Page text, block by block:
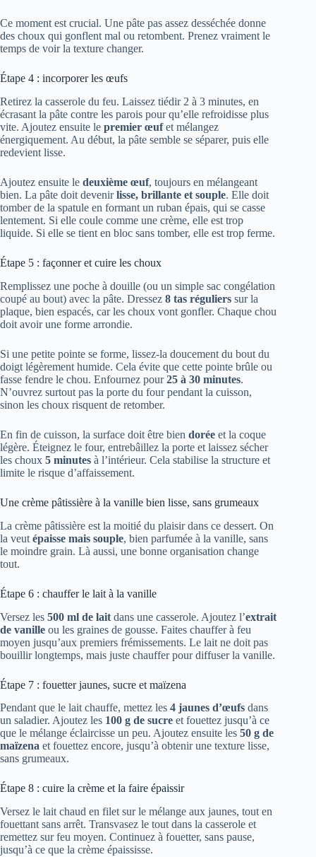
Ce moment est crucial. Une pâte pas assez desséchée donne
des choux qui gonflent mal ou retombent. Prenez vraiment le
temps de voir la texture changer.
Étape 4 : incorporer les œufs
Retirez la casserole du feu. Laissez tiédir 2 à 3 minutes, en
écrasant la pâte contre les parois pour qu’elle refroidisse plus
vite. Ajoutez ensuite le premier œufet mélangez
énergiquement. Au début, la pâte semble se séparer, puis elle
redevient lisse.
Ajoutez ensuite le deuxième œuf, toujours en mélangeant
bien. La pâte doit devenirlisse, brillante et souple. Elle doit
tomber de la spatule en formant un ruban épais, qui se casse
lentement. Si elle coule comme une crème, elle est trop
liquide. Si elle se tient en bloc sans tomber, elle est trop ferme.
Étape 5 : façonner et cuire les choux
Remplissez une poche à douille (ou un simple sac congélation
coupé au bout) avec la pâte. Dressez 8 tas réguliers sur la
plaque, bien espacés, car les choux vont gonfler. Chaque chou
doit avoir une forme arrondie.
Si une petite pointe se forme, lissez-la doucement du bout du
doigt légèrement humide. Cela évite que cette pointe brûle ou
fasse fendre le chou. Enfournez pour25 à 30 minutes.
N’ouvrez surtout pas la porte du four pendant la cuisson,
sinon les choux risquent de retomber.
En fin de cuisson, la surface doit être bien dorée et la coque
légère. Éteignez le four, entrebâillez la porte et laissez sécher
les choux 5 minutes à l’intérieur. Cela stabilise la structure et
limite le risque d’affaissement.
Une crème pâtissière à la vanille bien lisse, sans grumeaux
La crème pâtissière est la moitié du plaisir dans ce dessert. On
la veut épaisse mais souple, bien parfumée à la vanille, sans
le moindre grain. Là aussi, une bonne organisation change
tout.
Étape 6 : chauffer le lait à la vanille
Versez les 500 ml de lait dans une casserole. Ajoutez l’extrait
de vanille ou les graines de gousse. Faites chauffer à feu
moyen jusqu’aux premiers frémissements. Le lait ne doit pas
bouillir longtemps, mais juste chauffer pour diffuser la vanille.
Étape 7 : fouetter jaunes, sucre et maïzena
Pendant que le lait chauffe, mettez les 4 jaunes d’œufs dans
un saladier. Ajoutez les 100 g de sucre et fouettez jusqu’à ce
que le mélange éclaircisse un peu. Ajoutez ensuite les 50 g de
maïzena et fouettez encore, jusqu’à obtenir une texture lisse,
sans grumeaux.
Étape 8 : cuire la crème et la faire épaissir
Versez le lait chaud en filet sur le mélange aux jaunes, tout en
fouettant sans arrêt. Transvasez le tout dans la casserole et
remettez sur feu moyen. Continuez à fouetter, sans pause,
jusqu’à ce que la crème épaississe.